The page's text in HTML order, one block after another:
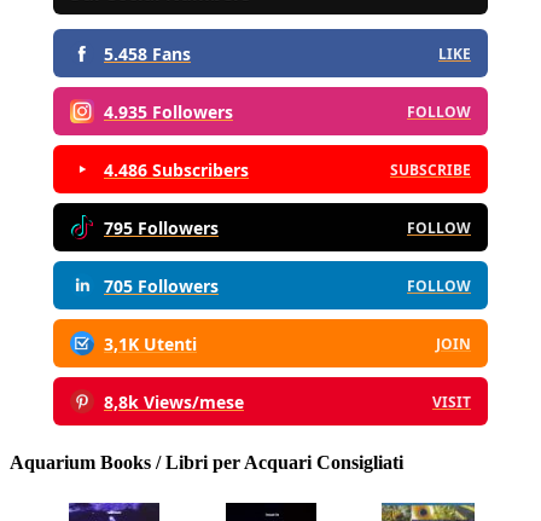
5.458 Fans LIKE
4.935 Followers FOLLOW
4.486 Subscribers SUBSCRIBE
795 Followers FOLLOW
705 Followers FOLLOW
3,1K Utenti JOIN
8,8k Views/mese VISIT
Aquarium Books / Libri per Acquari Consigliati